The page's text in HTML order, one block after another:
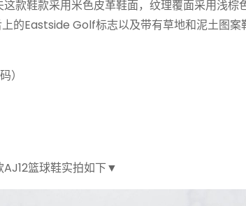
款鞋款采用米色皮革鞋面，纹理覆面采用浅
的Eastside Golf标志以及带有草地和泥土图
）
篮球鞋实拍如下▼